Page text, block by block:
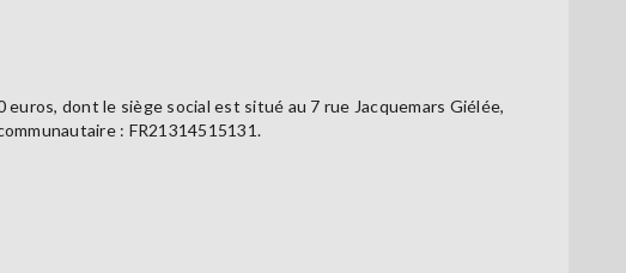
dont le siège social est situé au 7 rue Jacquemars Giélée,
: FR21314515131.